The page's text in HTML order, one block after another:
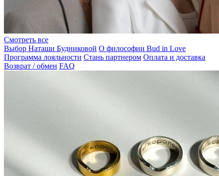
Смотреть все
Выбор Наташи Будниковой О философии Bud in Love
Программа лояльности Стань партнером Оплата и доставка
Возврат / обмен FAQ